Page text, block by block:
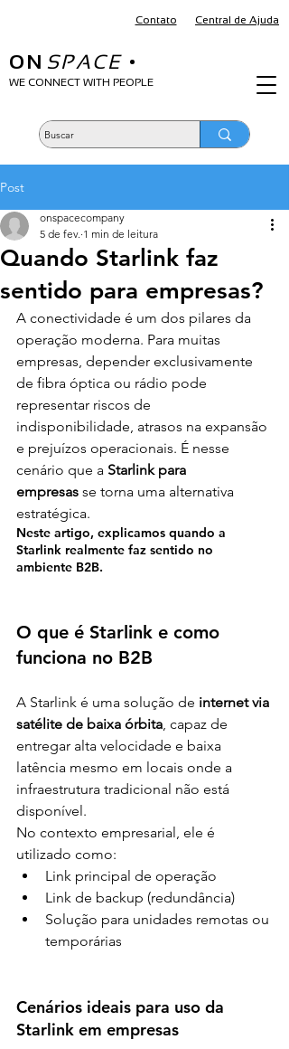
ON SPACE •
WE CONNECT WITH PEOPLE
Contato Central de Ajuda
Post
Quando Starlink faz
sentido para empresas?
onspacecompany
5 de fev. 1 min de leitura
A conectividade é um dos pilares da
operação moderna. Para muitas
empresas, depender exclusivamente
de fibra óptica ou rádio pode
representar riscos de
indisponibilidade, atrasos na expansão
e prejuízos operacionais. É nesse
cenário que a Starlink para
empresas se torna uma alternativa
estratégica.
Neste artigo, explicamos quando a
Starlink realmente faz sentido no
ambiente B2B.
O que é Starlink e como
funciona no B2B
A Starlink é uma solução de internet via
satélite de baixa órbita, capaz de
entregar alta velocidade e baixa
latência mesmo em locais onde a
infraestrutura tradicional não está
disponível.
No contexto empresarial, ele é
utilizado como:
Link principal de operação
Link de backup (redundância)
Solução para unidades remotas ou
temporárias
Cenários ideais para uso da
Starlink em empresas